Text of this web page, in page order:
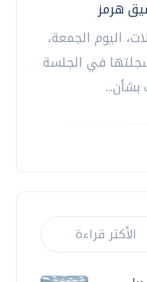
هرمز
اليوم الجمعة،
في الجلسة
بشأن...
الأكثر قراءة